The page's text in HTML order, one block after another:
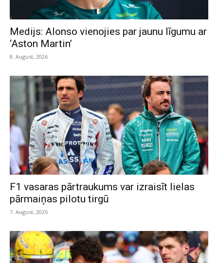
Medijs: Alonso vienojies par jaunu līgumu ar
‘Aston Martin’
8. August, 2026
F1 vasaras pārtraukums var izraisīt lielas
pārmaiņas pilotu tirgū
7. August, 2026